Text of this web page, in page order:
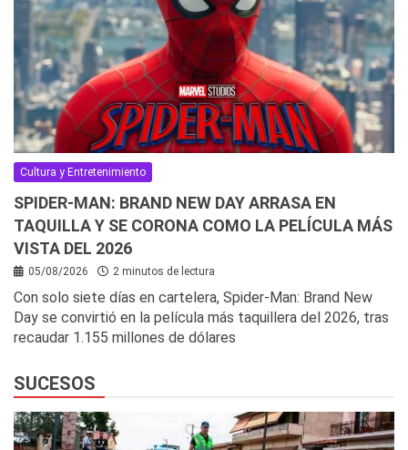
Cultura y Entretenimiento
SPIDER-MAN: BRAND NEW DAY ARRASA EN
TAQUILLA Y SE CORONA COMO LA PELÍCULA MÁS
VISTA DEL 2026
05/08/2026 2 minutos de lectura
Con solo siete días en cartelera, Spider-Man: Brand New
Day se convirtió en la película más taquillera del 2026, tras
recaudar 1.155 millones de dólares
SUCESOS